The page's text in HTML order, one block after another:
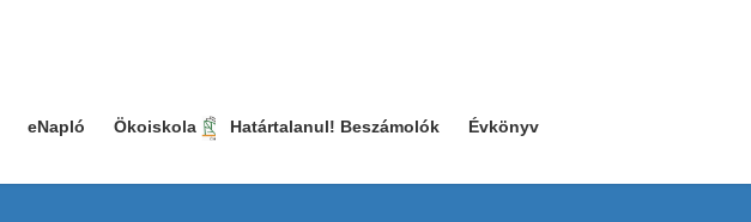
eNapló Ökoiskola Határtalanul! Beszámolók Évkönyv